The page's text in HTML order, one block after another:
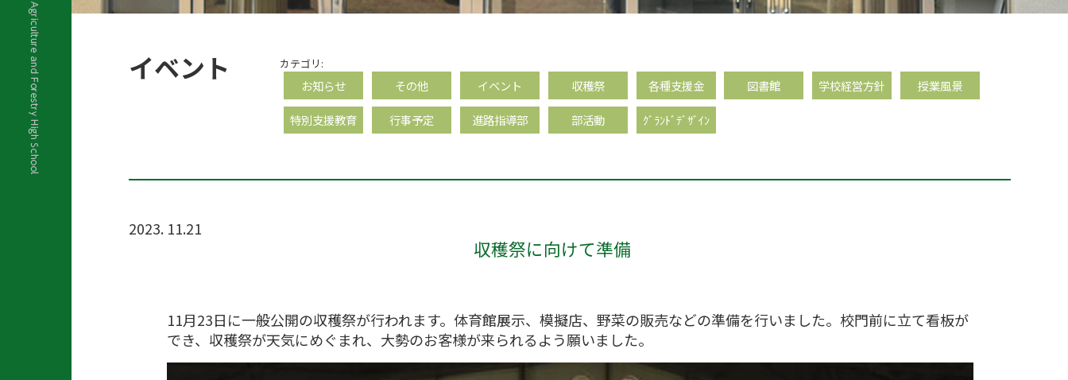
イベント カテゴリ:
お知らせ その他 イベント 収穫祭 各種支援金 図書館 学校経営方針 授業風景
特別支援教育 行事予定 進路指導部 部活動 ｸﾞﾗﾝﾄﾞﾃﾞｻﾞｲﾝ
2023. 11.21
収穫祭に向けて準備
11月23日に一般公開の収穫祭が行われます。体育館展示、模擬店、野菜の販売などの準備を行いました。校門前に立て看板が
でき、収穫祭が天気にめぐまれ、大勢のお客様が来られるよう願いました。